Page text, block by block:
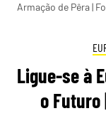
Armação de Pêra |
Ligue-se à
o Futuro